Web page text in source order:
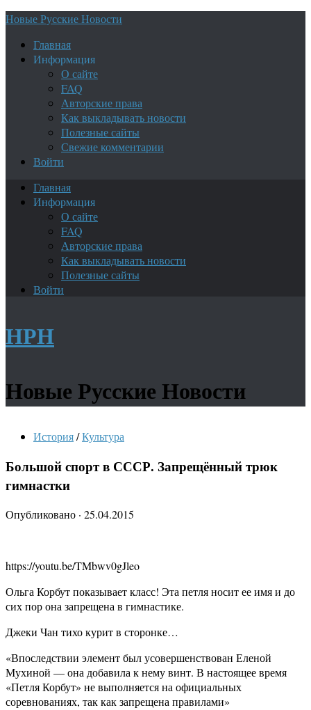
Новые Русские Новости
Главная
Информация
О сайте
FAQ
Авторские права
Как выкладывать новости
Полезные сайты
Свежие комментарии
Войти
Главная
Информация
О сайте
FAQ
Авторские права
Как выкладывать новости
Полезные сайты
Войти
НРН
Новые Русские Новости
История/Культура
Большой спорт в СССР. Запрещённый трюк
гимнастки
Опубликовано · 25.04.2015
https://youtu.be/TMbwv0gJleo
Ольга Корбут показывает класс! Эта петля носит ее имя и до
сих пор она запрещена в гимнастике.
Джеки Чан тихо курит в сторонке…
«Впоследствии элемент был усовершенствован Еленой
Мухиной — она добавила к нему винт. В настоящее время
«Петля Корбут» не выполняется на официальных
соревнованиях, так как запрещена правилами»